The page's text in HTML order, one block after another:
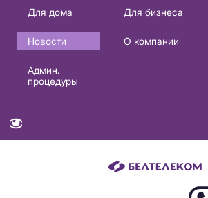
Основная
навигация
RU
Для дома Для бизнеса
Новости
О компании
Админ.
процедуры